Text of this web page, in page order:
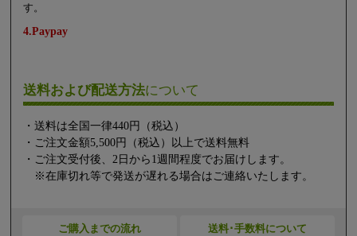
す。
4.Paypay
送料および配送方法について
・送料は全国一律440円（税込）
・ご注文金額5,500円（税込）以上で送料無料
・ご注文受付後、2日から1週間程度でお届けします。
※在庫切れ等で発送が遅れる場合はご連絡いたします。
ご購入までの流れ 送料･手数料について